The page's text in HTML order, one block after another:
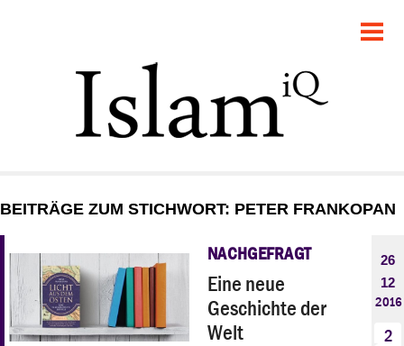
GESELLSCHAFT
STARTSEITE
DEBATTE
PANORAMA
BEITRÄGE ZUM STICHWORT: PETER FRANKOPAN
NACHGEFRAGT
Eine neue
Geschichte der
Welt
26
12
2016
2